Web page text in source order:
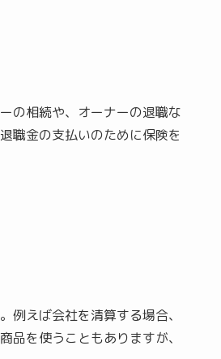
の相続や、オーナーの退職な
職金の支払いのために保険を
えば会社を清算する場合、
を使うこともありますが、